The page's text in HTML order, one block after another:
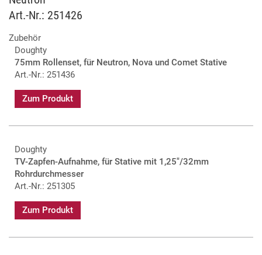
Art.-Nr.: 251426
Zubehör
Doughty
75mm Rollenset, für Neutron, Nova und Comet Stative
Art.-Nr.: 251436
Zum Produkt
Doughty
TV-Zapfen-Aufnahme, für Stative mit 1,25"/32mm
Rohrdurchmesser
Art.-Nr.: 251305
Zum Produkt